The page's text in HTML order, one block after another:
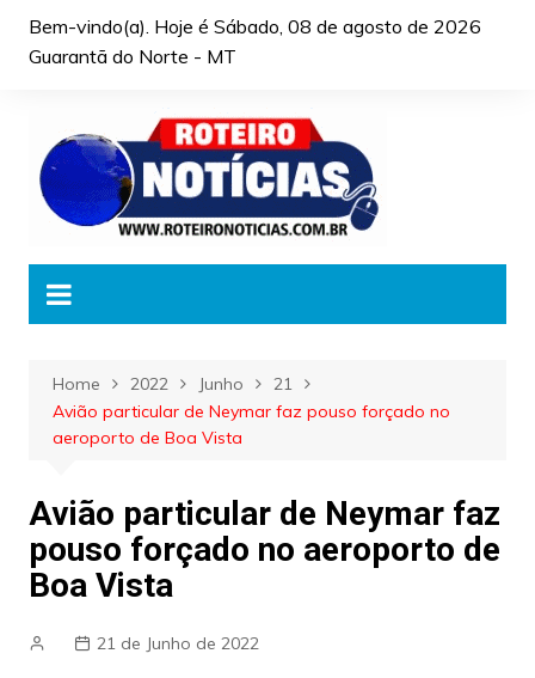
Bem-vindo(a). Hoje é Sábado, 08 de agosto de 2026
Guarantã do Norte - MT
Home 2022 Junho
21
Avião particular de Neymar faz pouso forçado no
aeroporto de Boa Vista
Avião particular de Neymar faz
pouso forçado no aeroporto de
Boa Vista
21 de Junho de 2022